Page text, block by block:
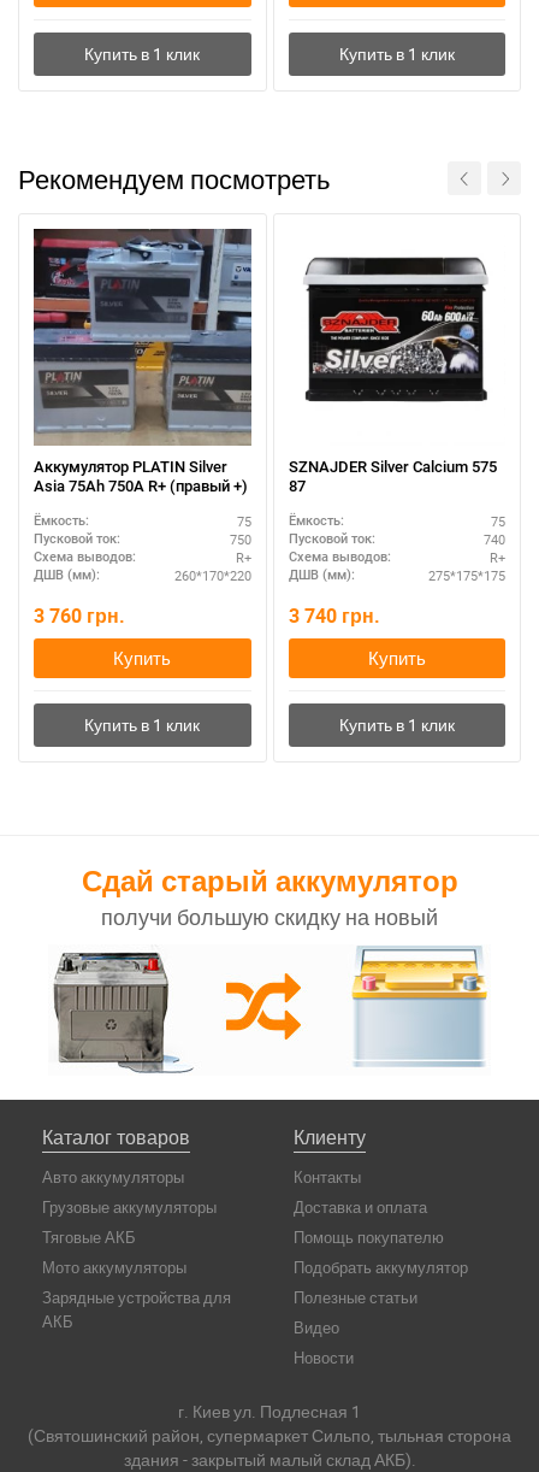
Рекомендуем посмотреть
Аккумулятор PLATIN Silver
Asia 75Ah 750A R+ (правый +)
Ёмкость: 75
Пусковой ток: 750
Схема выводов: R+
ДШВ (мм): 260*170*220
3 760 грн.
Купить
SZNAJDER Silver Calcium 575
87
Ёмкость: 75
Пусковой ток: 740
Схема выводов: R+
ДШВ (мм): 275*175*175
3 740 грн.
Купить
Сдай старый аккумулятор
получи большую скидку на новый
Каталог товаров
Авто аккумуляторы
Грузовые аккумуляторы
Тяговые АКБ
Мото аккумуляторы
Зарядные устройства для
АКБ
Клиенту
Контакты
Доставка и оплата
Помощь покупателю
Подобрать аккумулятор
Полезные статьи
Видео
Новости
г. Киев ул. Подлесная 1
(Святошинский район, супермаркет Сильпо, тыльная сторона
здания - закрытый малый склад АКБ).